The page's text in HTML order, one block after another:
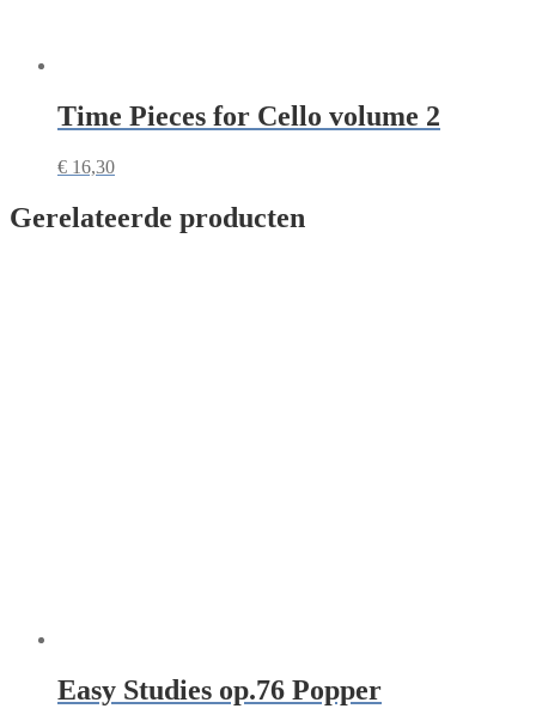
Time Pieces for Cello volume 2
€ 16,30
Gerelateerde producten
Easy Studies op.76 Popper